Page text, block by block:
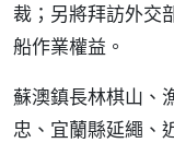
裁；另將拜訪外交
船作業權益。
蘇澳鎮長林棋山、
忠、宜蘭縣延繩、